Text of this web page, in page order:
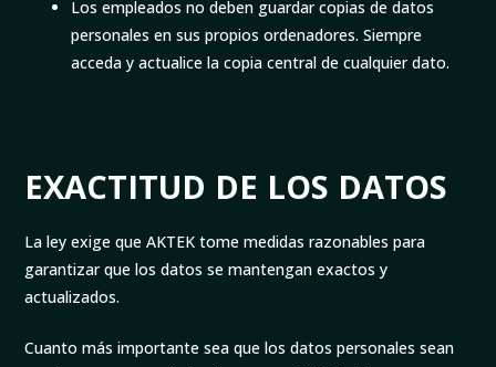
Los empleados no deben guardar copias de datos
personales en sus propios ordenadores. Siempre
acceda y actualice la copia central de cualquier dato.
EXACTITUD DE LOS DATOS
La ley exige que AKTEK tome medidas razonables para
garantizar que los datos se mantengan exactos y
actualizados.
Cuanto más importante sea que los datos personales sean